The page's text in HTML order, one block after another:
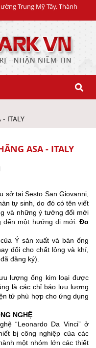
Trung Mỹ Tây, Thành
ITALY
ASA - ITALY
sở tại Sesto San Giovanni,
tự sinh, do đó có tên viết
và những ý tưởng đổi mới
đến một hướng đi mới: Đo
Ý sản xuất và bán ống
đổi cho chất lỏng và khí,
đăng ký).
lượng ống kim loại được
là các chỉ báo lưu lượng
tử phù hợp cho ứng dụng
NGHỆ
“Leonardo Da Vinci” ở
bị công nghiệp của các
một nhóm lớn các thiết